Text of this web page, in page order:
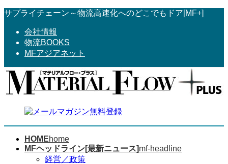
コ
へ
ス
ナ
ョ
ン
サプライチェーン～物流高速化へのどこでもドア[MF+]
会社情報
物流BOOKS
MFアジアネット
HOMEhome
MFヘッドライン[最新ニュース]mf-headline
経営／政策